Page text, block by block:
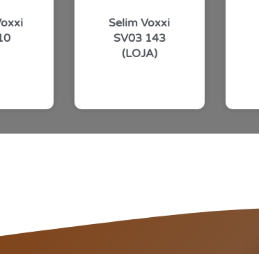
Selim Voxxi
SV03 143
(LOJA)